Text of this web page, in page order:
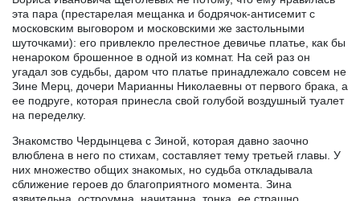
эта пара (престарелая мещанка и бодрячок-антисемит с
московским выговором и московскими же застольными
шуточками): его привлекло прелестное девичье платье, как бы
ненароком брошенное в одной из комнат. На сей раз он
угадал зов судьбы, даром что платье принадлежало совсем не
Зине Мерц, дочери Марианны Николаевны от первого брака, а
ее подруге, которая принесла свой голубой воздушный туалет
на переделку.
Знакомство Чердынцева с Зиной, которая давно заочно
влюблена в него по стихам, составляет тему третьей главы. У
них множество общих знакомых, но судьба откладывала
сближение героев до благоприятного момента. Зина
язвительна, остроумна, начитанна, тонка, ее страшно